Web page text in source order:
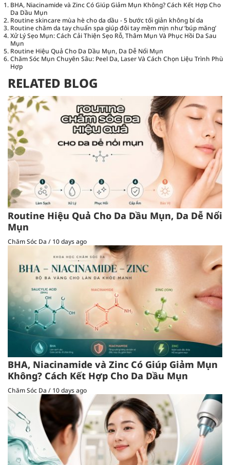
BHA, Niacinamide và Zinc Có Giúp Giảm Mụn Không? Cách Kết Hợp Cho
Da Dầu Mụn
Routine skincare mùa hè cho da dầu - 5 bước tối giản không bí da
Routine chăm da tay chuẩn spa giúp đôi tay mềm mịn như ‘búp măng’
Xử Lý Sẹo Mụn: Cách Cải Thiện Sẹo Rỗ, Thâm Mụn Và Phục Hồi Da Sau
Mụn
Routine Hiệu Quả Cho Da Dầu Mụn, Da Dễ Nổi Mụn
Chăm Sóc Mụn Chuyên Sâu: Peel Da, Laser Và Cách Chọn Liệu Trình Phù
Hợp
RELATED BLOG
Routine Hiệu Quả Cho Da Dầu Mụn, Da Dễ Nổi
Mụn
Chăm Sóc Da / 10 days ago
BHA, Niacinamide và Zinc Có Giúp Giảm Mụn
Không? Cách Kết Hợp Cho Da Dầu Mụn
Chăm Sóc Da / 10 days ago